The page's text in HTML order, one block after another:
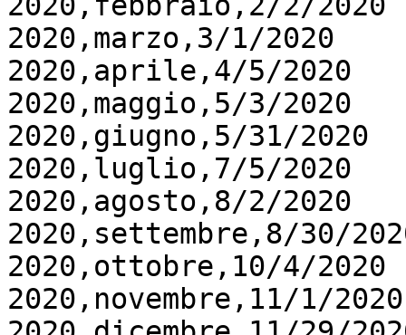
2020,marzo,3/1/2020
2020,aprile,4/5/2020
2020,maggio,5/3/2020
2020,giugno,5/31/2020
2020,luglio,7/5/2020
2020,agosto,8/2/2020
2020,settembre,8/30/
2020,ottobre,10/4/2020
2020,novembre,11/1/2020